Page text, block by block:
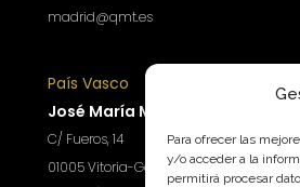
Para ofrecer las
y/o acceder a la
permitirá procesar
madrid@qmt.es
País Vasco
José María Montans
C/ Fueros, 14
01005 Vitoria-Gasteiz